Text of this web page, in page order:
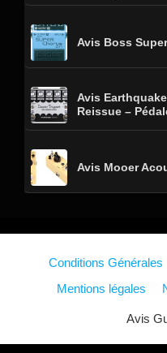
Avis Boss
Avis
Reissue –
Avis Mooer
Conditions Générales
Mentions légales
Avis